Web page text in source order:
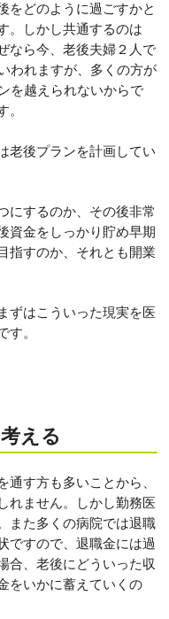
をどのように過ごすかと
。しかし共通するのは
なら今、老後夫婦２人で
われますが、多くの方が
を越えられないからで
。
老後プランを計画してい
にするのか、その後非常
資金をしっかり貯め早期
指すのか、それとも開業
ずはこういった現実を医
す。
える
通す方も多いことから、
れません。しかし勤務医
また多くの病院では退職
ですので、退職金には過
合、老後にどういった収
をいかに蓄えていくの